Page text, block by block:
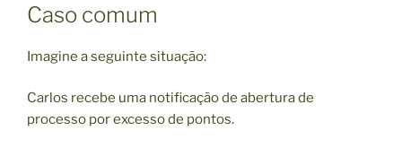
Caso comum
Imagine a seguinte situação:
Carlos recebe uma notificação de abertura de
processo por excesso de pontos.